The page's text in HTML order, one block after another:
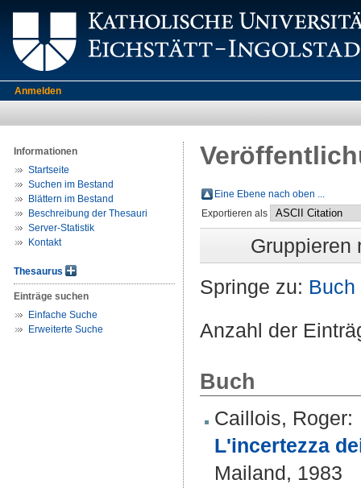
Anmelden
Informationen
Startseite
Suchen im Bestand
Blättern im Bestand
Beschreibung der Thesauri
Server-Statistik
Kontakt
Thesaurus
Einträge suchen
Einfache Suche
Erweiterte Suche
Eine Ebene nach oben ...
Exportieren als
Gruppieren
Springe zu: Buch
Anzahl der
Buch
Caillois, Roger:
L'incertezza
Mailand, 1983